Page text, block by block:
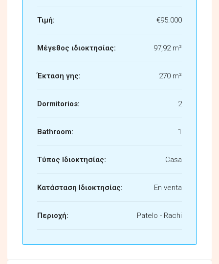
Τιμή: €95.000
Μέγεθος ιδιοκτησίας: 97,92 m²
Έκταση γης: 270 m²
Dormitorios: 2
Bathroom: 1
Τύπος Ιδιοκτησίας: Casa
Κατάσταση Ιδιοκτησίας: En venta
Περιοχή: Patelo - Rachi